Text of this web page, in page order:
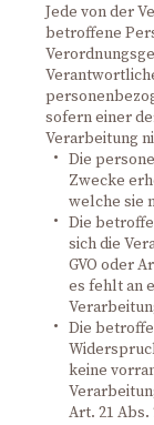
Jede von der
betroffene
sofern einer
Verarbeitung
Die
Zwecke
welche sie
Die
sich die
GVO oder
es fehlt an
Die
keine
Art. 21 Abs.